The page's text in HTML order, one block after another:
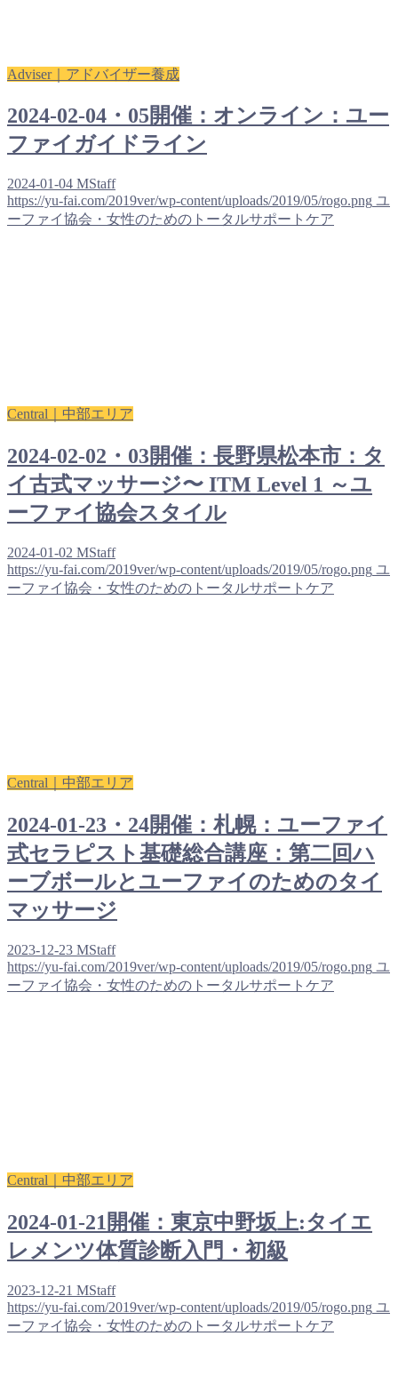
Adviser｜アドバイザー養成
2024-02-04・05開催：オンライン：ユー
ファイガイドライン
2024-01-04 MStaff
https://yu-fai.com/2019ver/wp-content/uploads/2019/05/rogo.png ユ
ーファイ協会・女性のためのトータルサポートケア
Central｜中部エリア
2024-02-02・03開催：長野県松本市：タ
イ古式マッサージ〜 ITM Level 1 ～ユ
ーファイ協会スタイル
2024-01-02 MStaff
https://yu-fai.com/2019ver/wp-content/uploads/2019/05/rogo.png ユ
ーファイ協会・女性のためのトータルサポートケア
Central｜中部エリア
2024-01-23・24開催：札幌：ユーファイ
式セラピスト基礎総合講座：第二回ハ
ーブボールとユーファイのためのタイ
マッサージ
2023-12-23 MStaff
https://yu-fai.com/2019ver/wp-content/uploads/2019/05/rogo.png ユ
ーファイ協会・女性のためのトータルサポートケア
Central｜中部エリア
2024-01-21開催：東京中野坂上:タイエ
レメンツ体質診断入門・初級
2023-12-21 MStaff
https://yu-fai.com/2019ver/wp-content/uploads/2019/05/rogo.png ユ
ーファイ協会・女性のためのトータルサポートケア